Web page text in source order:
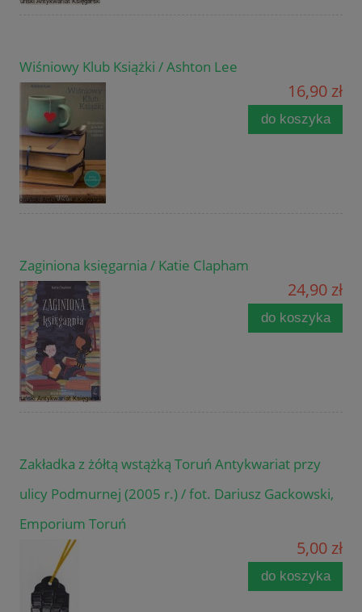
Wiśniowy Klub Książki / Ashton Lee
16,90 zł
do koszyka
Zaginiona księgarnia / Katie Clapham
24,90 zł
do koszyka
Zakładka z żółtą wstążką Toruń Antykwariat przy
ulicy Podmurnej (2005 r.) / fot. Dariusz Gackowski,
Emporium Toruń
5,00 zł
do koszyka